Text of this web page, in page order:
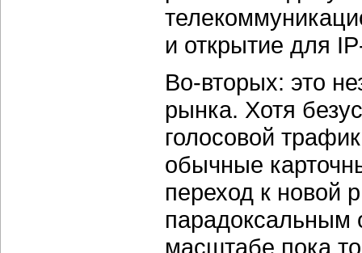
и открытие для
Во-вторых: это
рынка. Хотя
голосовой
обычные
переход к новой
парадоксальным
масштабе пока